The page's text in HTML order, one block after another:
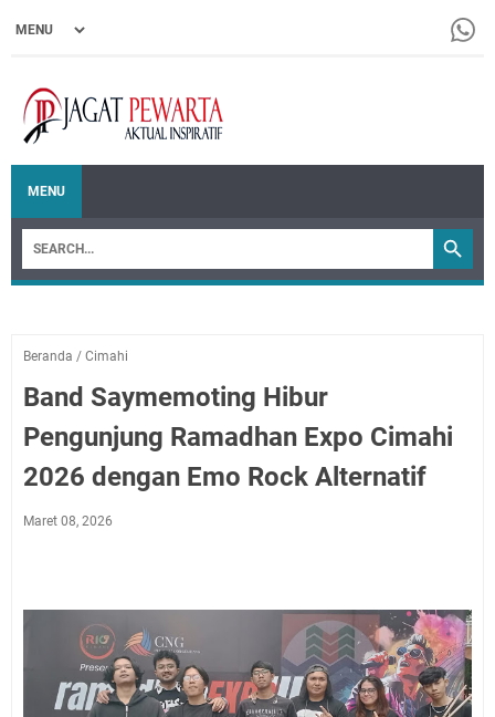
MENU
Beranda / Cimahi
Band Saymemoting Hibur
Pengunjung Ramadhan Expo Cimahi
2026 dengan Emo Rock Alternatif
Maret 08, 2026